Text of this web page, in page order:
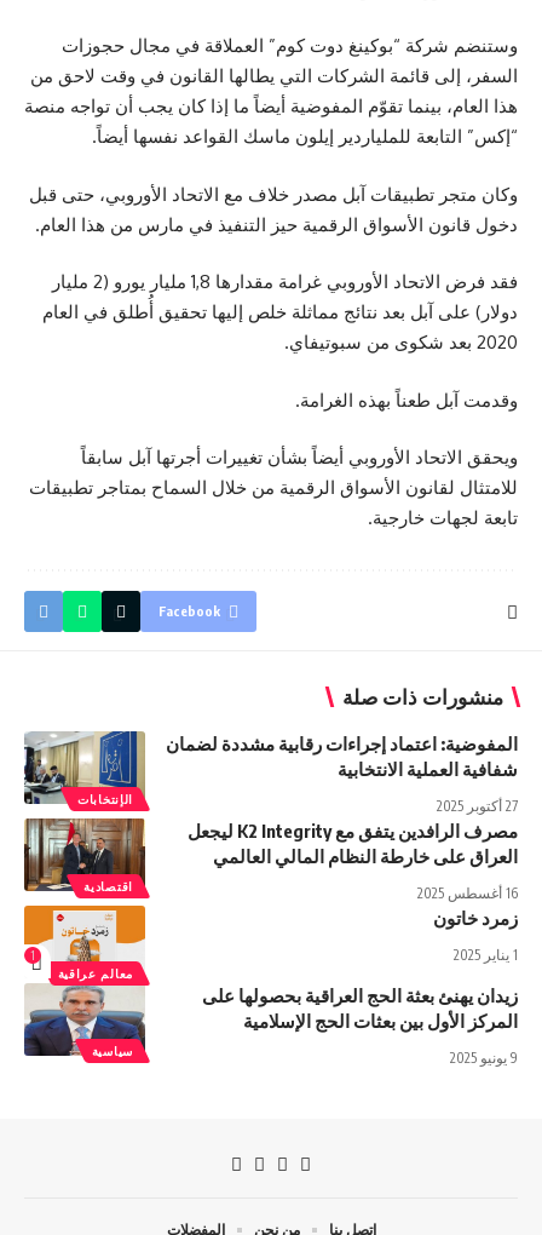
وستنضم شركة “بوكينغ دوت كوم” العملاقة في مجال حجوزات
السفر، إلى قائمة الشركات التي يطالها القانون في وقت لاحق من
هذا العام، بينما تقوّم المفوضية أيضاً ما إذا كان يجب أن تواجه منصة
“إكس” التابعة للملياردير إيلون ماسك القواعد نفسها أيضاً.
وكان متجر تطبيقاتآبل مصدر خلاف مع الاتحاد الأوروبي، حتى قبل
دخول قانون الأسواق الرقمية حيز التنفيذ في مارس من هذا العام.
فقد فرض الاتحاد الأوروبي غرامة مقدارها 1,8 مليار يورو (2 مليار
دولار) على آبل بعد نتائج مماثلة خلص إليها تحقيق أُطلق في العام
2020 بعد شكوى من سبوتيفاي.
وقدمت آبل طعناً بهذه الغرامة.
ويحقق الاتحاد الأوروبي أيضاً بشأن تغييرات أجرتها آبل سابقاً
للامتثال لقانون الأسواق الرقمية من خلال السماح بمتاجر تطبيقات
تابعة لجهات خارجية.
Facebook
منشورات ذات صلة
الإنتخابات
المفوضية: اعتماد إجراءات رقابية مشددة لضمان
شفافية العملية الانتخابية
27 أكتوبر 2025
اقتصادية
مصرف الرافدين یتفق مع K2 Integrity لیجعل
العراق علی خارطة النظام المالي العالمي
16 أغسطس 2025
1
معالم عراقية
زمرد خاتون
1 يناير 2025
سياسية
زيدان يهنئ بعثة الحج العراقية بحصولها على
المركز الأول بين بعثات الحج الإسلامية
9 يونيو 2025
اتصل بنا من نحن المفضلات